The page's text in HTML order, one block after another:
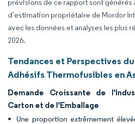
prévisions de ce rapport sont générés
d’estimation propriétaire de Mordor
avec les données et analyses les plus
2026.
Tendances et Perspectives
Adhésifs Thermofusibles en
Demande Croissante de
Carton et de l'Emballage
Une proportion extrêmement